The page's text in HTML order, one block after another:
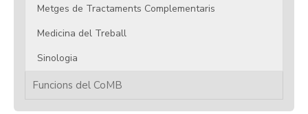
Metges de Tractaments Complementaris
Medicina del Treball
Sinologia
Funcions del CoMB